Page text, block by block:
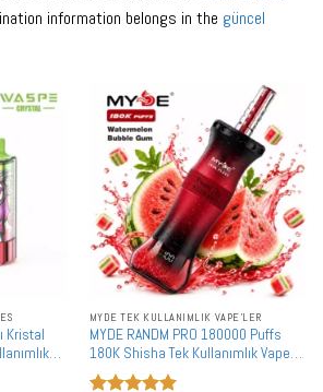
information belongs in the güncel
Kristal
MYDE TEK KULLANIMLIK VAPE'LER
MYDE RANDM PRO 180000 Puffs
180K Shisha Tek Kullanımlık Vape
Toptan Toplu Alışveriş Çift Mod DTL